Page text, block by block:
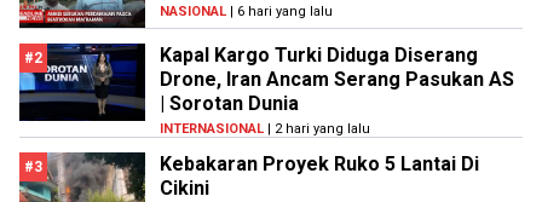
NASIONAL | 6 hari yang lalu
#2
Kapal Kargo Turki Diduga Diserang
Drone, Iran Ancam Serang Pasukan AS
| Sorotan Dunia
INTERNASIONAL | 2 hari yang lalu
#3
Kebakaran Proyek Ruko 5 Lantai Di
Cikini